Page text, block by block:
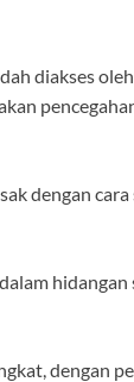
diakses
dengan
dengan